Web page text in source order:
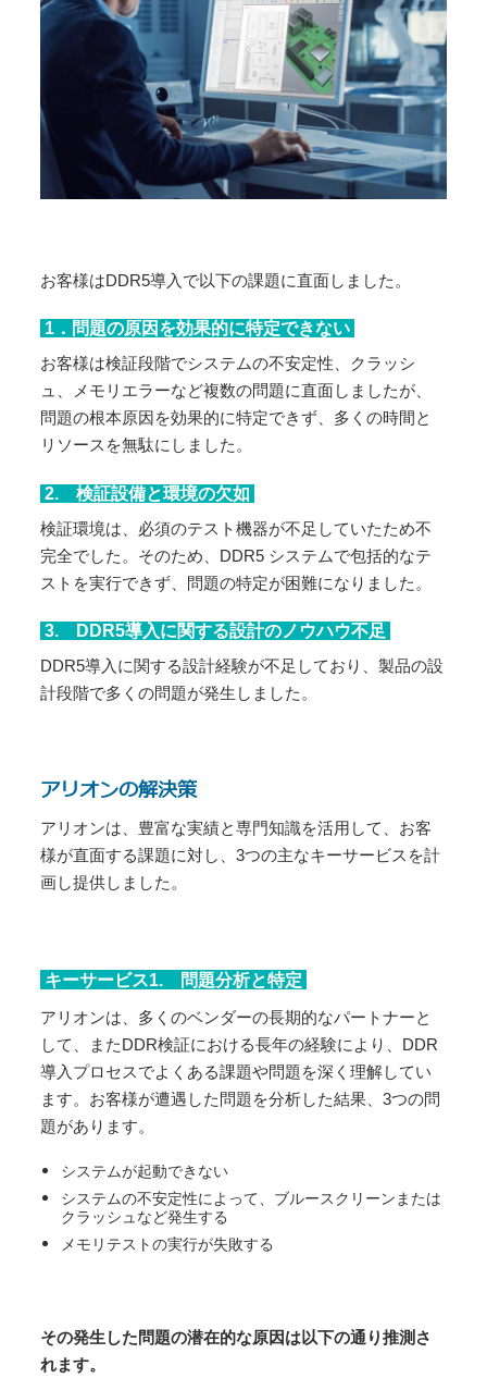
お客様はDDR5導入で以下の課題に直面しました。
1．問題の原因を効果的に特定できない
お客様は検証段階でシステムの不安定性、クラッシ
ュ、メモリエラーなど複数の問題に直面しましたが、
問題の根本原因を効果的に特定できず、多くの時間と
リソースを無駄にしました。
2. 検証設備と環境の欠如
検証環境は、必須のテスト機器が不足していたため不
完全でした。そのため、DDR5 システムで包括的なテ
ストを実行できず、問題の特定が困難になりました。
3. DDR5導入に関する設計のノウハウ不足
DDR5導入に関する設計経験が不足しており、製品の設
計段階で多くの問題が発生しました。
アリオンの解決策
アリオンは、豊富な実績と専門知識を活用して、お客
様が直面する課題に対し、3つの主なキーサービスを計
画し提供しました。
キーサービス1. 問題分析と特定
アリオンは、多くのベンダーの長期的なパートナーと
して、またDDR検証における長年の経験により、DDR
導入プロセスでよくある課題や問題を深く理解してい
ます。お客様が遭遇した問題を分析した結果、3つの問
題があります。
システムが起動できない
システムの不安定性によって、ブルースクリーンまたは
クラッシュなど発生する
メモリテストの実行が失敗する
その発生した問題の潜在的な原因は以下の通り推測さ
れます。